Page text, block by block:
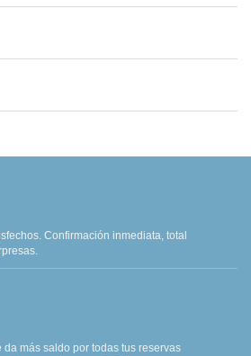
Confirmación inmediata, total
más saldo por todas tus reservas